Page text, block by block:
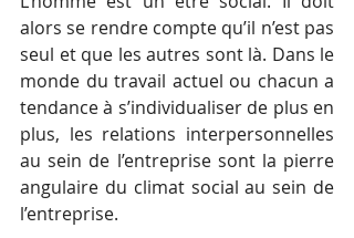
alors se rendre compte qu’il n’est pas
seul et que les autres sont là. Dans le
monde du travail actuel ou chacun a
tendance à s’individualiser de plus en
plus, les relations interpersonnelles
au sein de l’entreprise sont la pierre
angulaire du climat social au sein de
l’entreprise.